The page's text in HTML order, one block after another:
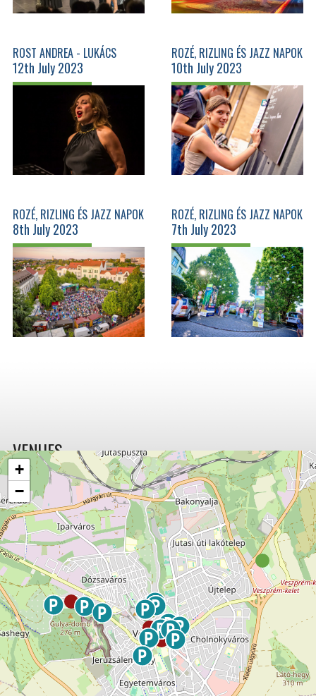
ROST ANDREA - LUKÁCS
MIKLÓS
12th July 2023
ROZÉ, RIZLING ÉS JAZZ NAPOK
10th July 2023
ROZÉ, RIZLING ÉS JAZZ NAPOK
8th July 2023
ROZÉ, RIZLING ÉS JAZZ NAPOK
7th July 2023
+
−
VENUES